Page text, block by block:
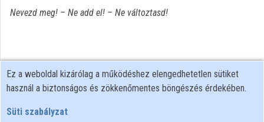
Nevezd meg! – Ne add el! – Ne változtasd!
Ez a weboldal kizárólag a működéshez elengedhetetlen sütiket
használ a biztonságos és zökkenőmentes böngészés érdekében.
Süti szabályzat